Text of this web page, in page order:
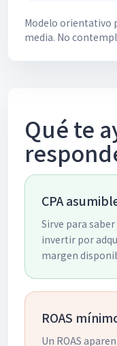
Modelo orientativo
media. No
Qué te
CPA
Sirve para
invertir por
margen
ROAS
Un ROAS